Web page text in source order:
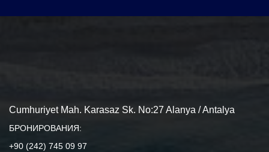
Cumhuriyet Mah. Karasaz Sk. No:27 Alanya / Antalya
БРОНИРОВАНИЯ:
+90 (242) 745 09 97